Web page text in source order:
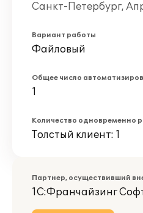
Санкт-Петербург,
Вариант работы
Файловый
Общее число
1
Количество одновременно
Толстый клиент: 1
Партнер, осуществивший
1С:Франчайзинг